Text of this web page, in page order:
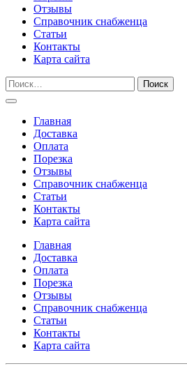
Отзывы
Справочник снабженца
Статьи
Контакты
Карта сайта
Главная
Доставка
Оплата
Порезка
Отзывы
Справочник снабженца
Статьи
Контакты
Карта сайта
Главная
Доставка
Оплата
Порезка
Отзывы
Справочник снабженца
Статьи
Контакты
Карта сайта